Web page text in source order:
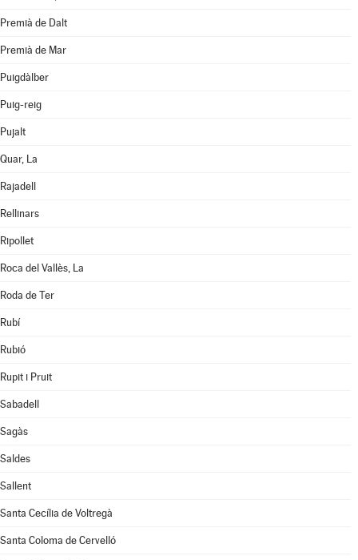
Premià de Dalt
Premià de Mar
Puigdàlber
Puig-reig
Pujalt
Quar, La
Rajadell
Rellinars
Ripollet
Roca del Vallès, La
Roda de Ter
Rubí
Rubió
Rupit i Pruit
Sabadell
Sagàs
Saldes
Sallent
Santa Cecília de Voltregà
Santa Coloma de Cervelló